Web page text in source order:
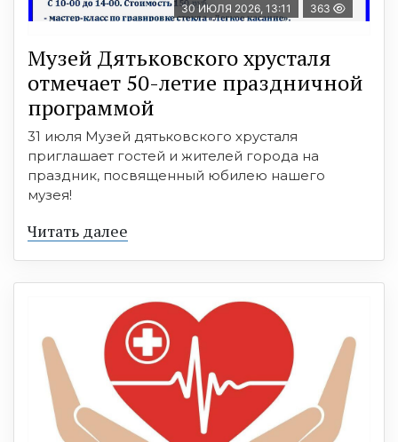
30 ИЮЛЯ 2026, 13:11 363
Музей Дятьковского хрусталя
отмечает 50-летие праздничной
программой
31 июля Музей дятьковского хрусталя
приглашает гостей и жителей города на
праздник, посвященный юбилею нашего
музея!
Читать далее